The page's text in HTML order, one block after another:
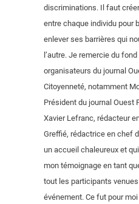
discriminations. Il faut
entre chaque individu pour
enlever ses barrières qui
l’autre. Je remercie du
organisateurs du journal
Citoyenneté, notamment
Président du journal Ouest
Xavier Lefranc, rédacteur
Greffié, rédactrice en chef
un accueil chaleureux et
mon témoignage en tant
tout les participants
événement. Ce fut pour